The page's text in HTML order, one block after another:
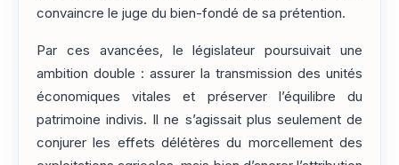
convaincre le juge du bien-fondé de sa prétention.
Par ces avancées, le législateur poursuivait une
ambition double : assurer la transmission des unités
économiques vitales et préserver l’équilibre du
patrimoine indivis. Il ne s’agissait plus seulement de
conjurer les effets délétères du morcellement des